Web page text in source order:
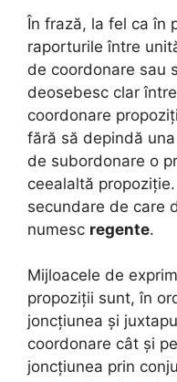
În frază, la fel ca în
raporturile între
de coordonare sau
deosebesc clar
coordonare
fără să depindă
de subordonare o
ceealaltă
secundare de care
numesc regente.
Mijloacele de
propoziții sunt, în
joncțiunea și
coordonare cât și
joncțiunea prin